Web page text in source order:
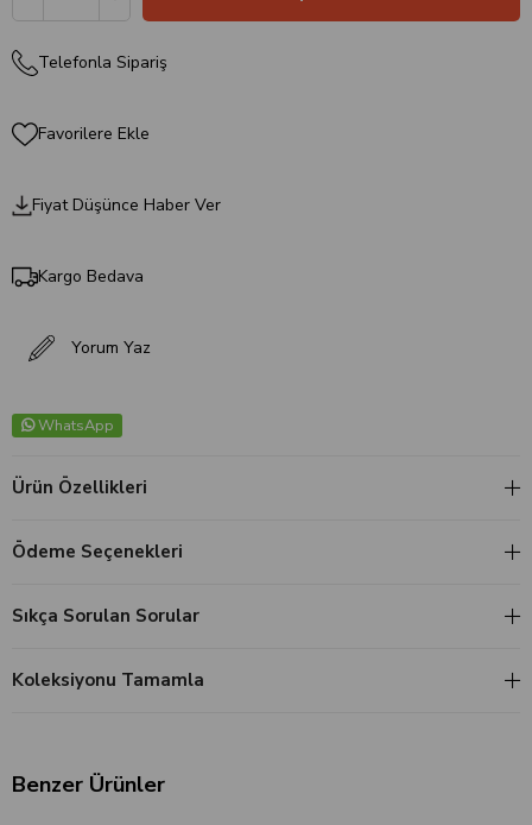
Telefonla Sipariş
Favorilere Ekle
Fiyat Düşünce Haber Ver
Kargo Bedava
Yorum Yaz
WhatsApp
Ürün Özellikleri
Ödeme Seçenekleri
Sıkça Sorulan Sorular
Koleksiyonu Tamamla
Benzer Ürünler